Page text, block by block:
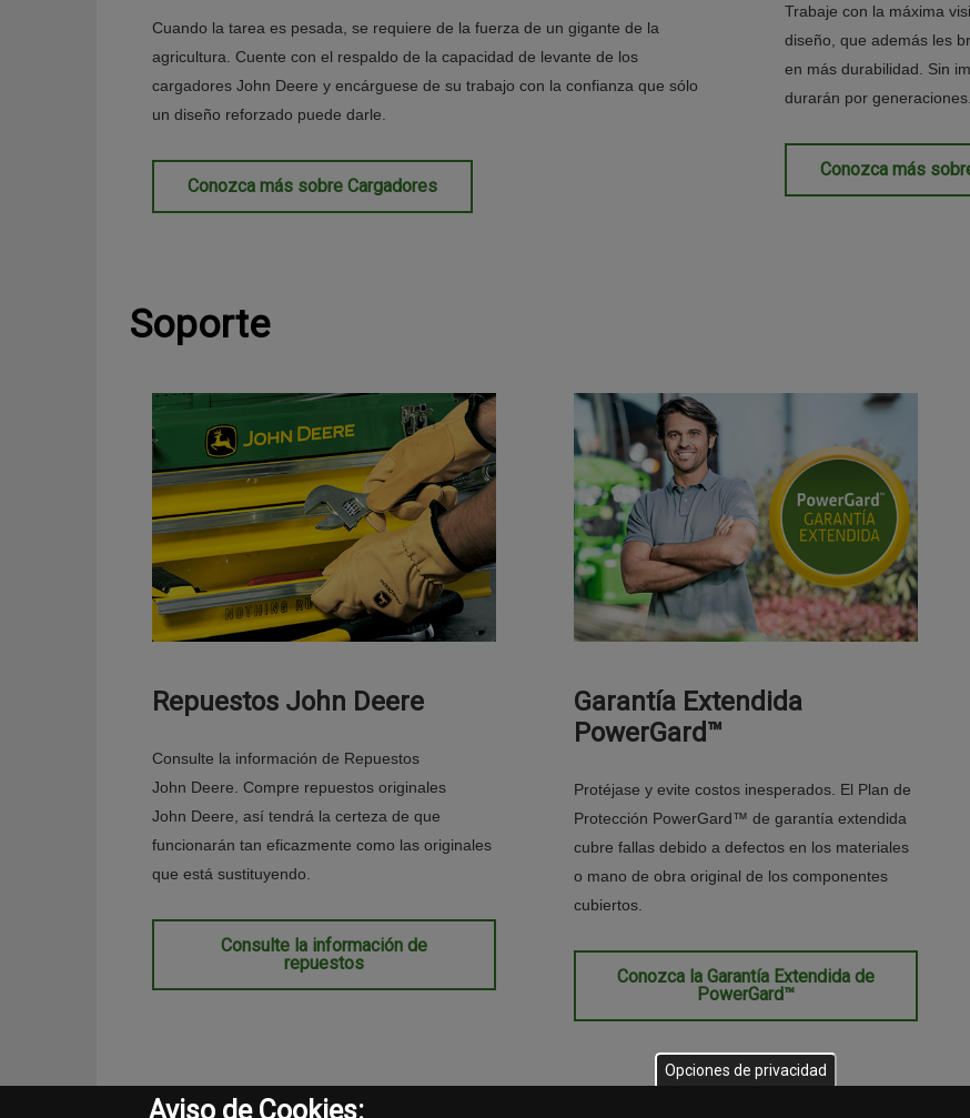
Cuando la tarea es pesada, se requiere de la fuerza de un gigante de la
agricultura. Cuente con el respaldo de la capacidad de levante de los
cargadores John Deere y encárguese de su trabajo con la confianza que sólo
un diseño reforzado puede darle.
Conozca más sobre Cargadores
Trabaje con la máxima
diseño, que además les
en más durabilidad. Sin
durarán por generaciones.
Conozca más
Soporte
Repuestos John Deere
Consulte la información de Repuestos
John Deere. Compre repuestos originales
John Deere, así tendrá la certeza de que
funcionarán tan eficazmente como las originales
que está sustituyendo.
Consulte la información de
repuestos
Garantía Extendida
PowerGard™
Protéjase y evite costos inesperados. El Plan de
Protección PowerGard™ de garantía extendida
cubre fallas debido a defectos en los materiales
o mano de obra original de los componentes
cubiertos.
Conozca la Garantía Extendida de
PowerGard™
Opciones de privacidad
Aviso de Cookies: